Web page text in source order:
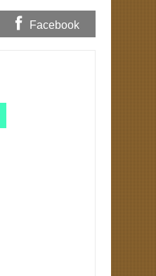
Facebook